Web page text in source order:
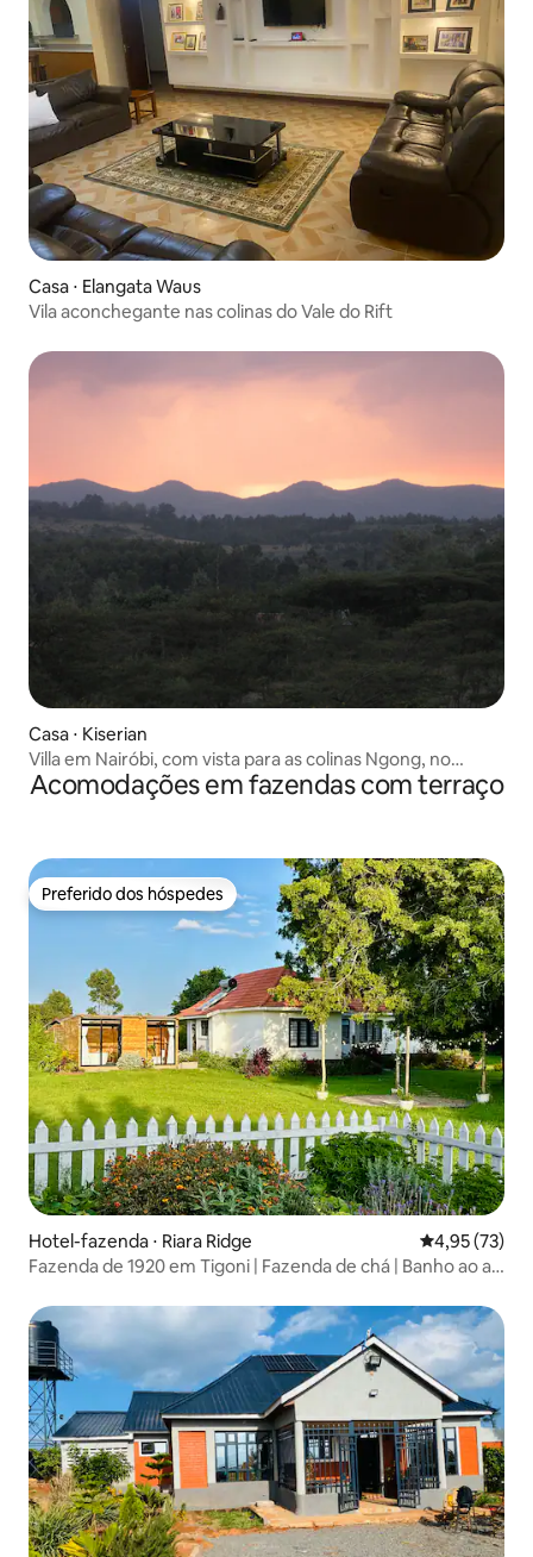
Casa ⋅ Elangata Waus
Vila aconchegante nas colinas do Vale do Rift
Casa ⋅ Kiserian
Villa em Nairóbi, com vista para as colinas Ngong, no
Quênia
Acomodações em fazendas com terraço
Preferido dos hóspedes
Preferido dos hóspedes
Hotel-fazenda ⋅ Riara Ridge 4,95 de uma
4,95 (73)
Fazenda de 1920 em Tigoni | Fazenda de chá | Banho ao ar